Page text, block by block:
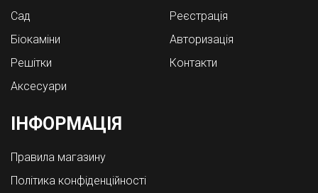
Cад
Біокаміни
Решітки
Аксесуари
Реєстрація
Авторизація
Контакти
ІНФОРМАЦІЯ
Правила магазину
Політика конфіденційності